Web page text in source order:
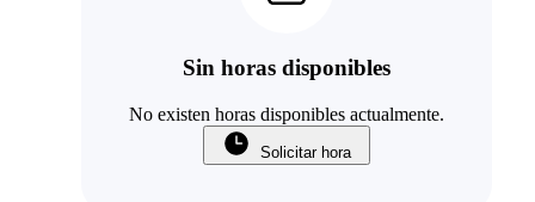
Sin horas disponibles
No existen horas disponibles actualmente.
Solicitar hora